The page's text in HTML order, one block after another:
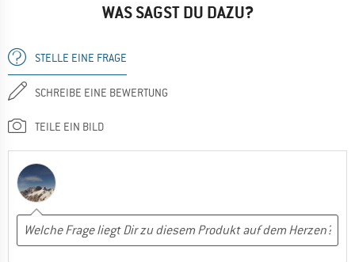
WAS SAGST DU DAZU?
STELLE EINE FRAGE
SCHREIBE EINE BEWERTUNG
TEILE EIN BILD